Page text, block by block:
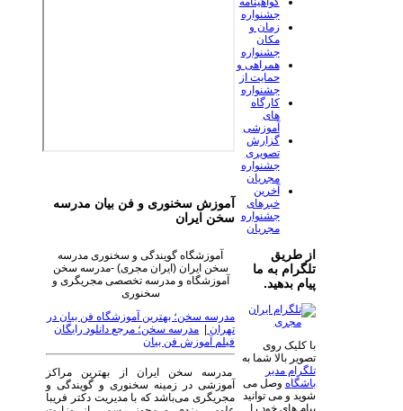
آموزش سخنوری و فن بیان مدرسه
سخن ایران
آموزشگاه گویندگی و سخنوری مدرسه
سخن ایران (ایران مجری) -مدرسه سخن
آموزشگاه و مدرسه تخصصی مجریگری و
سخنوری
مدرسه سخن؛ بهترین آموزشگاه فن بیان در
تهران | مدرسه سخن؛ مرجع دانلود رایگان
فیلم آموزش فن بیان
مدرسه سخن ایران از بهترین مراکز
آموزشی در زمینه سخنوری و گویندگی و
مجریگری می‌باشد که با مدیریت دکتر فریبا
جشنواره
زمان و
مکان
جشنواره
همراهی و
حمایت از
جشنواره
کارگاه
های
آموزشی
گزارش
تصویری
جشنواره
مجریان
آخرین
خبرهای
جشنواره
مجریان
از طریق
تلگرام به ما
پیام بدهید.
با کلیک روی
تصویر بالا شما به
تلگرام مدیر
باشگاه وصل می
شوید و می توانید